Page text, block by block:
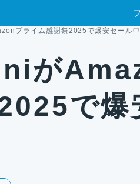
プライム感謝祭2025で爆安セール中
が
で爆